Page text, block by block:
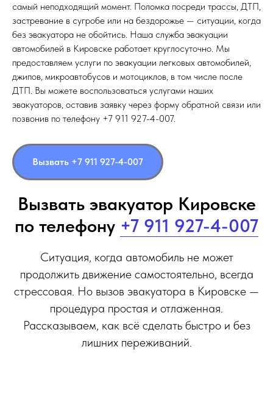
самый неподходящий момент. Поломка посреди трассы, ДТП,
застревание в сугробе или на бездорожье — ситуации, когда
без эвакуатора не обойтись. Наша служба эвакуации
автомобилей в Кировске работает круглосуточно. Мы
предоставляем услуги по эвакуации легковых автомобилей,
джипов, микроавтобусов и мотоциклов, в том числе после
ДТП. Вы можете воспользоваться услугами наших
эвакуаторов, оставив заявку через форму обратной связи или
позвонив по телефону +7 911 927-4-007.
Вызвать +7 911 927-4-007
Вызвать эвакуатор Кировске
по телефону +7 911 927-4-007
Ситуация, когда автомобиль не может
продолжить движение самостоятельно, всегда
стрессовая. Но вызов эвакуатора в Кировске —
процедура простая и отлаженная.
Рассказываем, как всё сделать быстро и без
лишних переживаний.